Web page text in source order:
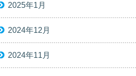
2025年1月
2024年12月
2024年11月